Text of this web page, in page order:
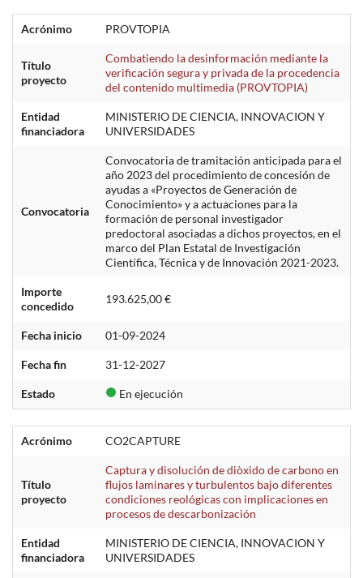
Acrónimo PROVTOPIA
Título
proyecto
Combatiendo la desinformación mediante la
verificación segura y privada de la procedencia
del contenido multimedia (PROVTOPIA)
Entidad
financiadora
MINISTERIO DE CIENCIA, INNOVACION Y
UNIVERSIDADES
Convocatoria
Convocatoria de tramitación anticipada para el
año 2023 del procedimiento de concesión de
ayudas a «Proyectos de Generación de
Conocimiento» y a actuaciones para la
formación de personal investigador
predoctoral asociadas a dichos proyectos, en el
marco del Plan Estatal de Investigación
Científica, Técnica y de Innovación 2021-2023.
Importe
concedido
193.625,00 €
Fecha inicio 01-09-2024
Fecha fin 31-12-2027
Estado En ejecución
Acrónimo CO2CAPTURE
Título
proyecto
Captura y disolución de diòxido de carbono en
flujos laminares y turbulentos bajo diferentes
condiciones reológicas con implicaciones en
procesos de descarbonización
Entidad
financiadora
MINISTERIO DE CIENCIA, INNOVACION Y
UNIVERSIDADES